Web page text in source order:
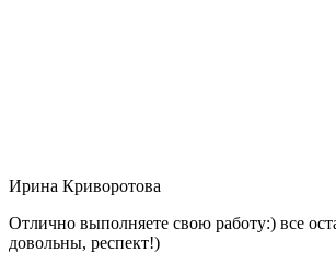
Ирина Криворотова
Отлично выполняете свою работу:) все
довольны, респект!)